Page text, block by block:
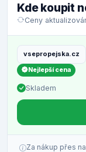
Kde koupit
Ceny
vsepropejska.cz
Nejlepší cena
Skladem
Za nákup přes